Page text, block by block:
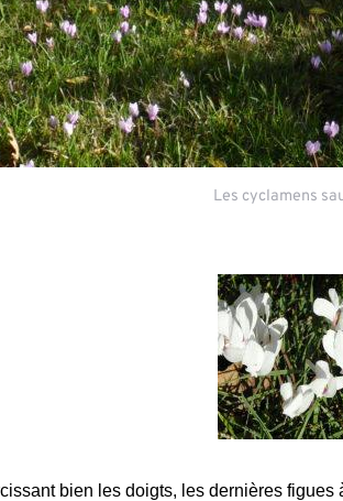
Les cyclamens
bien les doigts, les dernières